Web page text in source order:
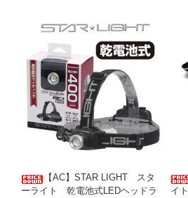
【AC】STAR LIGHT スタ
ーライト 乾電池式LEDヘッドラ
イ